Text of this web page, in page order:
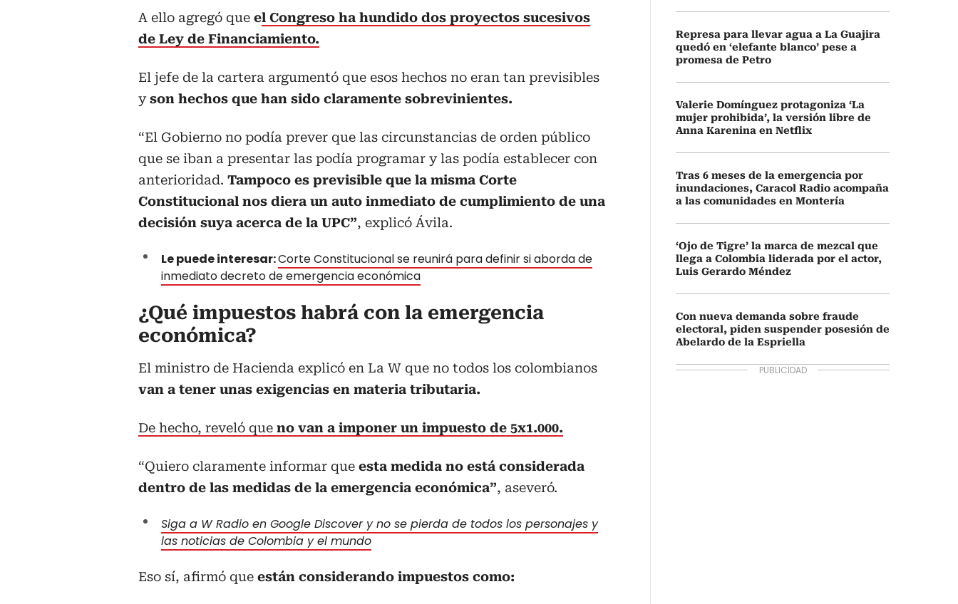
A ello agregó que el Congreso ha hundido dos proyectos sucesivos
de Ley de Financiamiento.
El jefe de la cartera argumentó que esos hechos no eran tan previsibles
yson hechos que han sido claramente sobrevinientes.
“El Gobierno no podía prever que las circunstancias de orden público
que se iban a presentar las podía programar y las podía establecer con
anterioridad. Tampoco es previsible que la misma Corte
Constitucional nos diera un auto inmediato de cumplimiento de una
decisión suya acerca de la UPC”, explicó Ávila.
Le puede interesar:Corte Constitucional se reunirá para definir si aborda de
inmediato decreto de emergencia económica
¿Qué impuestos habrá con la emergencia
económica?
El ministro de Hacienda explicó en La W que no todos los colombianos
van a tener unas exigencias en materia tributaria.
De hecho, reveló que no van a imponer un impuesto de 5x1.000.
“Quiero claramente informar que esta medida no está considerada
dentro de las medidas de la emergencia económica”, aseveró.
Siga a W Radio en Google Discover y no se pierda de todos los personajes y
las noticias de Colombia y el mundo
Eso sí, afirmó que están considerando impuestos como:
Represa para llevar agua a La Guajira
quedó en ‘elefante blanco’ pese a
promesa de Petro
Valerie Domínguez protagoniza ‘La
mujer prohibida’, la versión libre de
Anna Karenina en Netflix
Tras 6 meses de la emergencia por
inundaciones, Caracol Radio acompaña
a las comunidades en Montería
‘Ojo de Tigre’ la marca de mezcal que
llega a Colombia liderada por el actor,
Luis Gerardo Méndez
Con nueva demanda sobre fraude
electoral, piden suspender posesión de
Abelardo de la Espriella